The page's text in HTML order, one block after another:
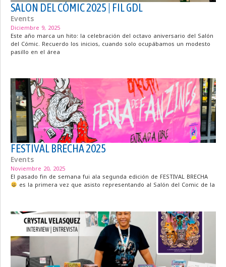
SALON DEL CÓMIC 2025 | FIL GDL
Events
Diciembre 9, 2025
Este año marca un hito: la celebración del octavo aniversario del Salón
del Cómic. Recuerdo los inicios, cuando solo ocupábamos un modesto
pasillo en el área
FESTIVAL BRECHA 2025
Events
Noviembre 20, 2025
El pasado fin de semana fui ala segunda edición de FESTIVAL BRECHA
es la primera vez que asisto representando al Salón del Comic de la